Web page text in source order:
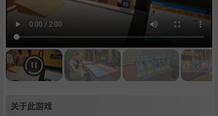
关于此游戏